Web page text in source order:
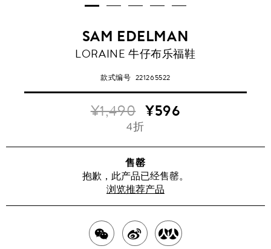
SAM EDELMAN
LORAINE 牛仔布乐福鞋
款式编号 221265522
¥1,490 ¥596
4折
售罄
抱歉，此产品已经售罄。
浏览推荐产品
分
分
分